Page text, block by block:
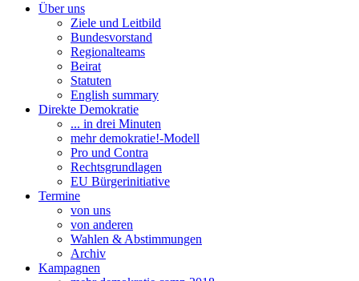
Main menu
Über uns
Ziele und Leitbild
Bundesvorstand
Regionalteams
Beirat
Statuten
English summary
Direkte Demokratie
... in drei Minuten
mehr demokratie!-Modell
Pro und Contra
Rechtsgrundlagen
EU Bürgerinitiative
Termine
von uns
von anderen
Wahlen & Abstimmungen
Archiv
Kampagnen